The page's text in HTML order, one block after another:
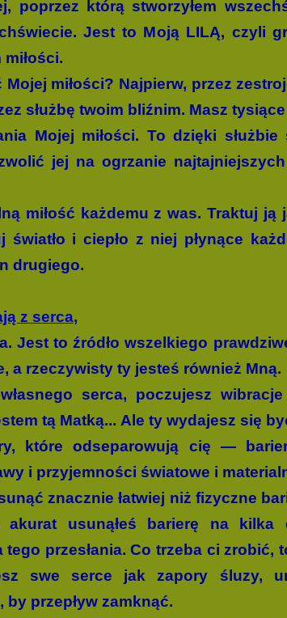
poprzez którą stworzyłem
Jest to Moją LILĄ, czyli
miłości? Najpierw, przez
służbę twoim bliźnim. Masz
Mojej miłości. To dzięki
jej na ogrzanie
miłość każdemu z was. Traktuj
i ciepło z niej płynące
drugiego.
z serca,
Jest to źródło wszelkiego
a rzeczywisty ty jesteś również Mną.
serca, poczujesz wibracje
tą Matką... Ale ty wydajesz się
które odseparowują cię —
i przyjemności światowe i
znacznie łatwiej niż fizyczne
usunąłeś barierę na kilka
przesłania. Co trzeba ci zrobić,
swe serce jak zapory śluzy,
przepływ zamknąć.